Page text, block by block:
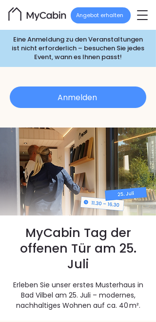
Angebot erhalten
Eine Anmeldung zu den Veranstaltungen
ist nicht erforderlich – besuchen Sie jedes
Event, wann es Ihnen passt!
Anmelden
MyCabin Tag der
offenen Tür am 25.
Juli
Erleben Sie unser erstes Musterhaus in
Bad Vilbel am 25. Juli – modernes,
nachhaltiges Wohnen auf ca. 40 m².